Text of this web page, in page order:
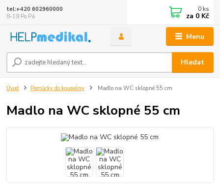
Menu
Hledat
tel:+420 602960000
8-19 Po Pá
0 ks
za 0 Kč
Úvod Pomůcky do koupelny Madlo na WC sklopné 55 cm
Madlo na WC sklopné 55 cm